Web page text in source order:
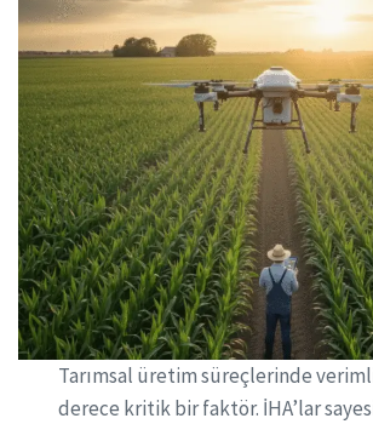
Tarımsal üretim süreçlerinde
derece kritik bir faktör. İHA’lar